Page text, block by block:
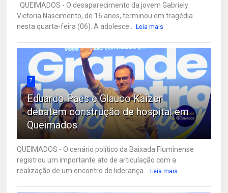
QUEIMADOS - O desaparecimento da jovem Gabriely
Victoria Nascimento, de 16 anos, terminou em tragédia
nesta quarta-feira (06). A adolesce...
Leia mais
7
Eduardo Paes e Glauco Kaizer
debatem construção de hospital em
Queimados
QUEIMADOS - O cenário político da Baixada Fluminense
registrou um importante ato de articulação com a
realização de um encontro de liderança...
Leia mais